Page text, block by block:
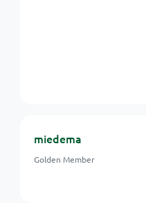
miedema
Golden Member